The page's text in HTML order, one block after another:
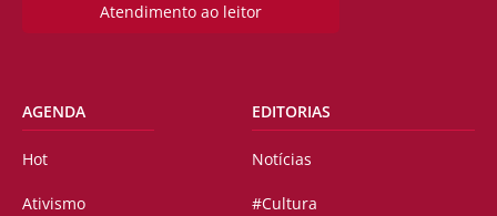
Atendimento ao leitor
AGENDA
Hot
Ativismo
EDITORIAS
Notícias
#Cultura